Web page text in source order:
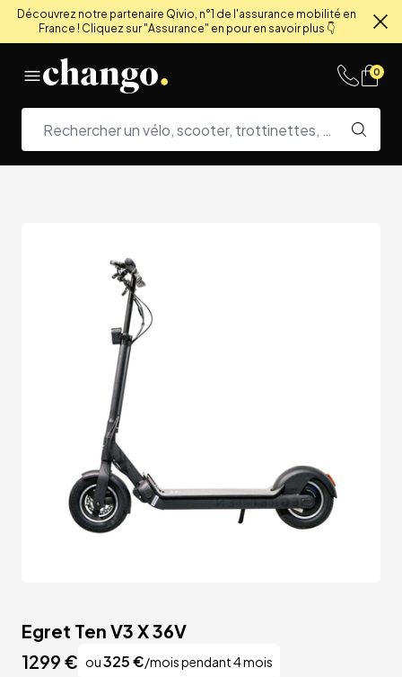
Découvrez notre partenaire Qivio, n°1 de l'assurance mobilité en
France ! Cliquez sur "Assurance" en pour en savoir plus 👇
0
Egret Ten V3 X 36V
1299 € ou325€/mois pendant 4 mois